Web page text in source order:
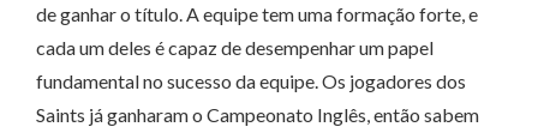
de ganhar o título. A equipe tem uma formação forte, e
cada um deles é capaz de desempenhar um papel
fundamental no sucesso da equipe. Os jogadores dos
Saints já ganharam o Campeonato Inglês, então sabem